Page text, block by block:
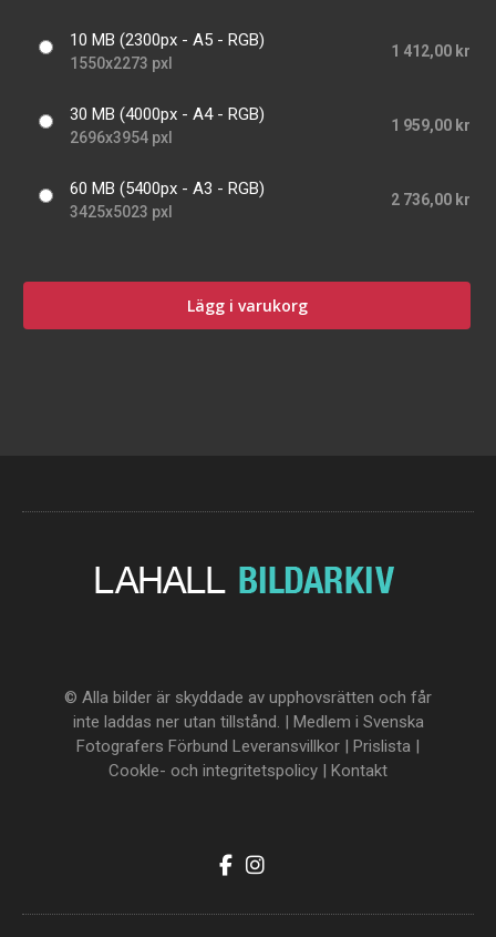
10 MB (2300px - A5 - RGB)
1550x2273 pxl
1 412,00 kr
30 MB (4000px - A4 - RGB)
2696x3954 pxl
1 959,00 kr
60 MB (5400px - A3 - RGB)
3425x5023 pxl
2 736,00 kr
Lägg i varukorg
© Alla bilder är skyddade av upphovsrätten och får
inte laddas ner utan tillstånd. | Medlem i Svenska
Fotografers Förbund Leveransvillkor | Prislista |
Cookle- och integritetspolicy | Kontakt